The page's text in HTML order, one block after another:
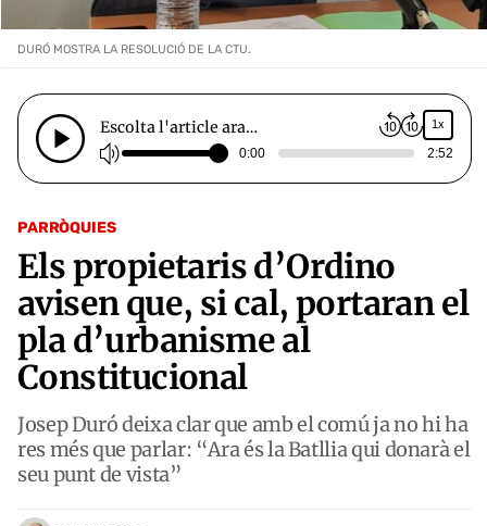
PARRÒQUIES
Els propietaris d’Ordino
avisen que, si cal, portaran el
pla d’urbanisme al
Constitucional
Josep Duró deixa clar que amb el comú ja no hi ha
res més que parlar: “Ara és la Batllia qui donarà el
seu punt de vista”
DURÓ MOSTRA LA RESOLUCIÓ DE LA CTU.
Escolta l'article ara… 1x
0:00 2:52